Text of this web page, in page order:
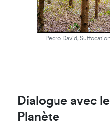
Pedro David,
Dialogue avec
Planète